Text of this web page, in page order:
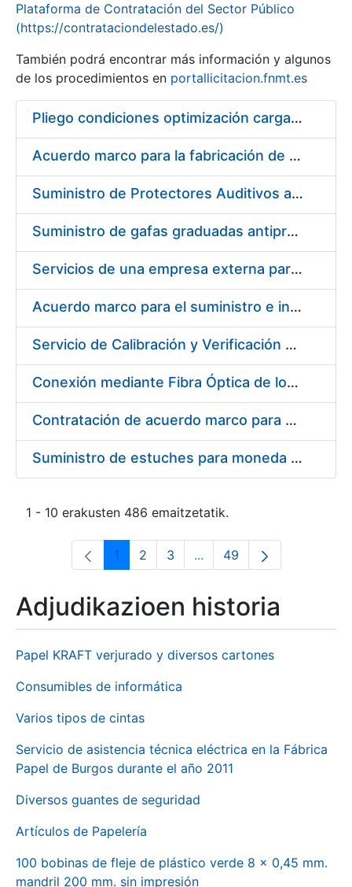
Erakutsi/Ezkutatu
Plataforma de Contratación del Sector Público
(https://contrataciondelestado.es/)
También podrá encontrar más información y algunos
de los procedimientos en portallicitacion.fnmt.es
Pliego condiciones optimización cargas compras firmado
Acuerdo marco para la fabricación de piezas
Suministro de Protectores Auditivos a medida para las personas trabajadoras de los Centros de Trabajo de Madrid y Burgos
Suministro de gafas graduadas antiproyecciones para los trabajadores de la FNMT-RCM en los centros de trabajo de Madrid y Burgos
Servicios de una empresa externa para el asesoramiento y resolución de los recursos de alzada que se presentan relacionados con procesos de selección para la FNMT-RCM
Acuerdo marco para el suministro e instalación de persianas, estores y otros complementos
Servicio de Calibración y Verificación Externa de los Equipos de Medición del Servicio de Prevención de la FNMT-RCM
Conexión mediante Fibra Óptica de los Centros de Proceso de Datos (CPDs) de las sedes de la FNMT-RCM de Burgos y Madrid
Contratación de acuerdo marco para el Suministro de Material de Electricidad para la Fábrica Nacional de Moneda y Timbre-Real Casa de la Moneda en su centro de trabajo de Burgos
Suministro de estuches para moneda de 30 €
1 - 10 erakusten 486 emaitzetatik.
Orrialdea
1 Orrialdea
2 Orrialdea
3 ...Intermediate Pages Use
Orrialdea
49
Adjudikazioen historia
Papel KRAFT verjurado y diversos cartones
Consumibles de informática
Varios tipos de cintas
Servicio de asistencia técnica eléctrica en la Fábrica
Papel de Burgos durante el año 2011
Diversos guantes de seguridad
Artículos de Papelería
100 bobinas de fleje de plástico verde 8 x 0,45 mm.
mandril 200 mm. sin impresión